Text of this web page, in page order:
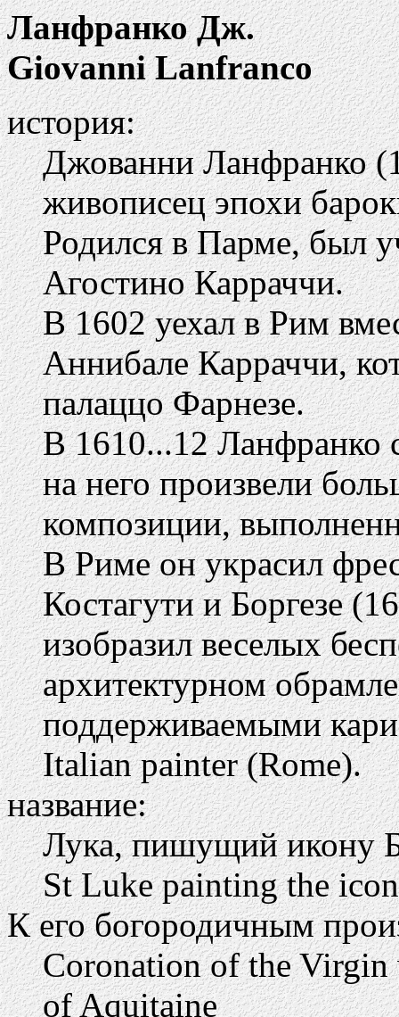
Ланфранко Дж.
Giovanni Lanfranco
история:
Джованни Ланфранко
живописец эпохи
Родился в Парме, был
Агостино Карраччи.
В 1602 уехал в Рим
Аннибале Карраччи,
палаццо Фарнезе.
В 1610...12 Ланфранко
на него произвели
композиции,
В Риме он украсил
Костагути и Боргезе
изобразил веселых
архитектурном
поддерживаемыми
Italian painter (Rome).
название:
Лука, пишущий икону
St Luke painting the
К его богородичным
Coronation of the
of Aquitaine